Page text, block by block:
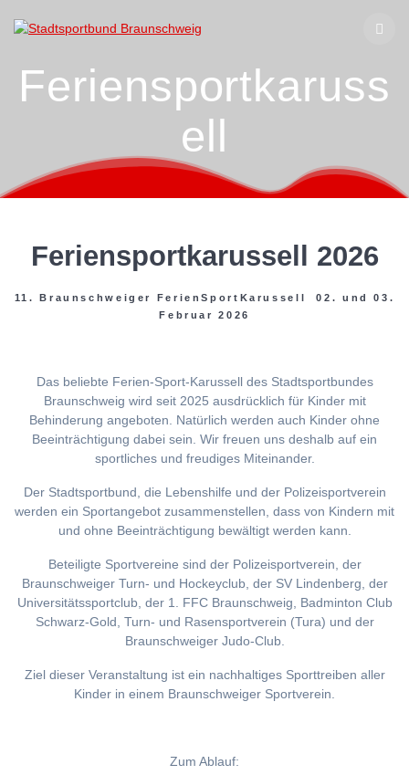
Feriensportkaruss
ell
Feriensportkarussell 2026
11. Braunschweiger FerienSportKarussell 02. und 03.
Februar 2026
Das beliebte Ferien-Sport-Karussell des Stadtsportbundes
Braunschweig wird seit 2025 ausdrücklich für Kinder mit
Behinderung angeboten. Natürlich werden auch Kinder ohne
Beeinträchtigung dabei sein. Wir freuen uns deshalb auf ein
sportliches und freudiges Miteinander.
Der Stadtsportbund, die Lebenshilfe und der Polizeisportverein
werden ein Sportangebot zusammenstellen, dass von Kindern mit
und ohne Beeinträchtigung bewältigt werden kann.
Beteiligte Sportvereine sind der Polizeisportverein, der
Braunschweiger Turn- und Hockeyclub, der SV Lindenberg, der
Universitätssportclub, der 1. FFC Braunschweig, Badminton Club
Schwarz-Gold, Turn- und Rasensportverein (Tura) und der
Braunschweiger Judo-Club.
Ziel dieser Veranstaltung ist ein nachhaltiges Sporttreiben aller
Kinder in einem Braunschweiger Sportverein.
Zum Ablauf: